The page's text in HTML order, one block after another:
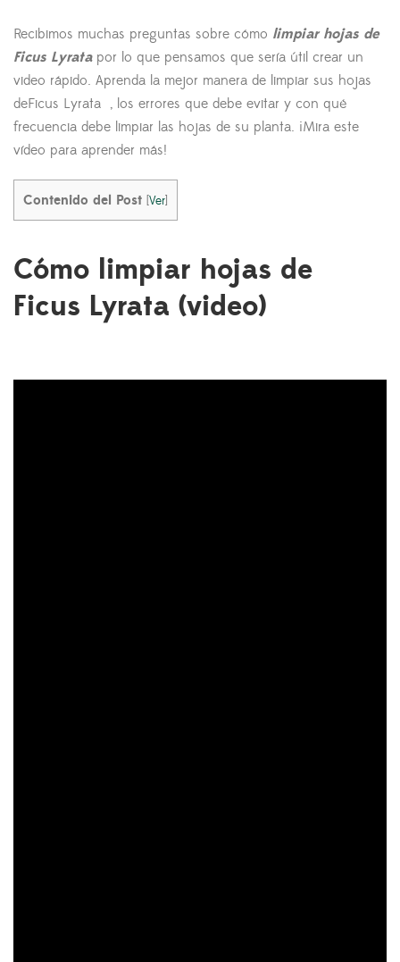
Recibimos muchas preguntas sobre cómo limpiar hojas de
Ficus Lyratapor lo que pensamos que sería útil crear un
video rápido. Aprenda la mejor manera de limpiar sus hojas
deFicus Lyrata , los errores que debe evitar y con qué
frecuencia debe limpiar las hojas de su planta. ¡Mira este
vídeo para aprender más!
Contenido del Post [Ver]
Cómo limpiar hojas de
Ficus Lyrata (video)